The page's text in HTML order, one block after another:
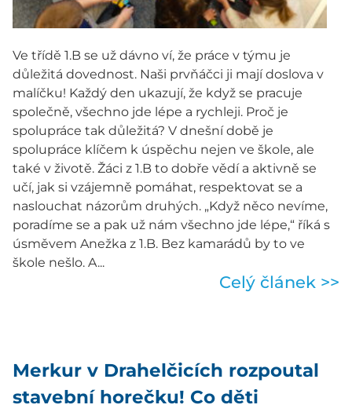
Ve třídě 1.B se už dávno ví, že práce v týmu je
důležitá dovednost. Naši prvňáčci ji mají doslova v
malíčku! Každý den ukazují, že když se pracuje
společně, všechno jde lépe a rychleji. Proč je
spolupráce tak důležitá? V dnešní době je
spolupráce klíčem k úspěchu nejen ve škole, ale
také v životě. Žáci z 1.B to dobře vědí a aktivně se
učí, jak si vzájemně pomáhat, respektovat se a
naslouchat názorům druhých. „Když něco nevíme,
poradíme se a pak už nám všechno jde lépe,“ říká s
úsměvem Anežka z 1.B. Bez kamarádů by to ve
škole nešlo. A...
Celý článek >>
Merkur v Drahelčicích rozpoutal
stavební horečku! Co děti